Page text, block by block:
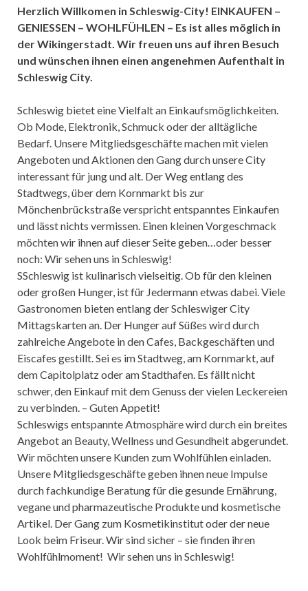
Herzlich Willkomen in Schleswig-City! EINKAUFEN –
GENIESSEN – WOHLFÜHLEN – Es ist alles möglich in
der Wikingerstadt. Wir freuen uns auf ihren Besuch
und wünschen ihnen einen angenehmen Aufenthalt in
Schleswig City.
Schleswig bietet eine Vielfalt an Einkaufsmöglichkeiten.
Ob Mode, Elektronik, Schmuck oder der alltägliche
Bedarf. Unsere Mitgliedsgeschäfte machen mit vielen
Angeboten und Aktionen den Gang durch unsere City
interessant für jung und alt. Der Weg entlang des
Stadtwegs, über dem Kornmarkt bis zur
Mönchenbrückstraße verspricht entspanntes Einkaufen
und lässt nichts vermissen. Einen kleinen Vorgeschmack
möchten wir ihnen auf dieser Seite geben…oder besser
noch: Wir sehen uns in Schleswig!
SSchleswig ist kulinarisch vielseitig. Ob für den kleinen
oder großen Hunger, ist für Jedermann etwas dabei. Viele
Gastronomen bieten entlang der Schleswiger City
Mittagskarten an. Der Hunger auf Süßes wird durch
zahlreiche Angebote in den Cafes, Backgeschäften und
Eiscafes gestillt. Sei es im Stadtweg, am Kornmarkt, auf
dem Capitolplatz oder am Stadthafen. Es fällt nicht
schwer, den Einkauf mit dem Genuss der vielen Leckereien
zu verbinden. – Guten Appetit!
Schleswigs entspannte Atmosphäre wird durch ein breites
Angebot an Beauty, Wellness und Gesundheit abgerundet.
Wir möchten unsere Kunden zum Wohlfühlen einladen.
Unsere Mitgliedsgeschäfte geben ihnen neue Impulse
durch fachkundige Beratung für die gesunde Ernährung,
vegane und pharmazeutische Produkte und kosmetische
Artikel. Der Gang zum Kosmetikinstitut oder der neue
Look beim Friseur. Wir sind sicher – sie finden ihren
Wohlfühlmoment! Wir sehen uns in Schleswig!